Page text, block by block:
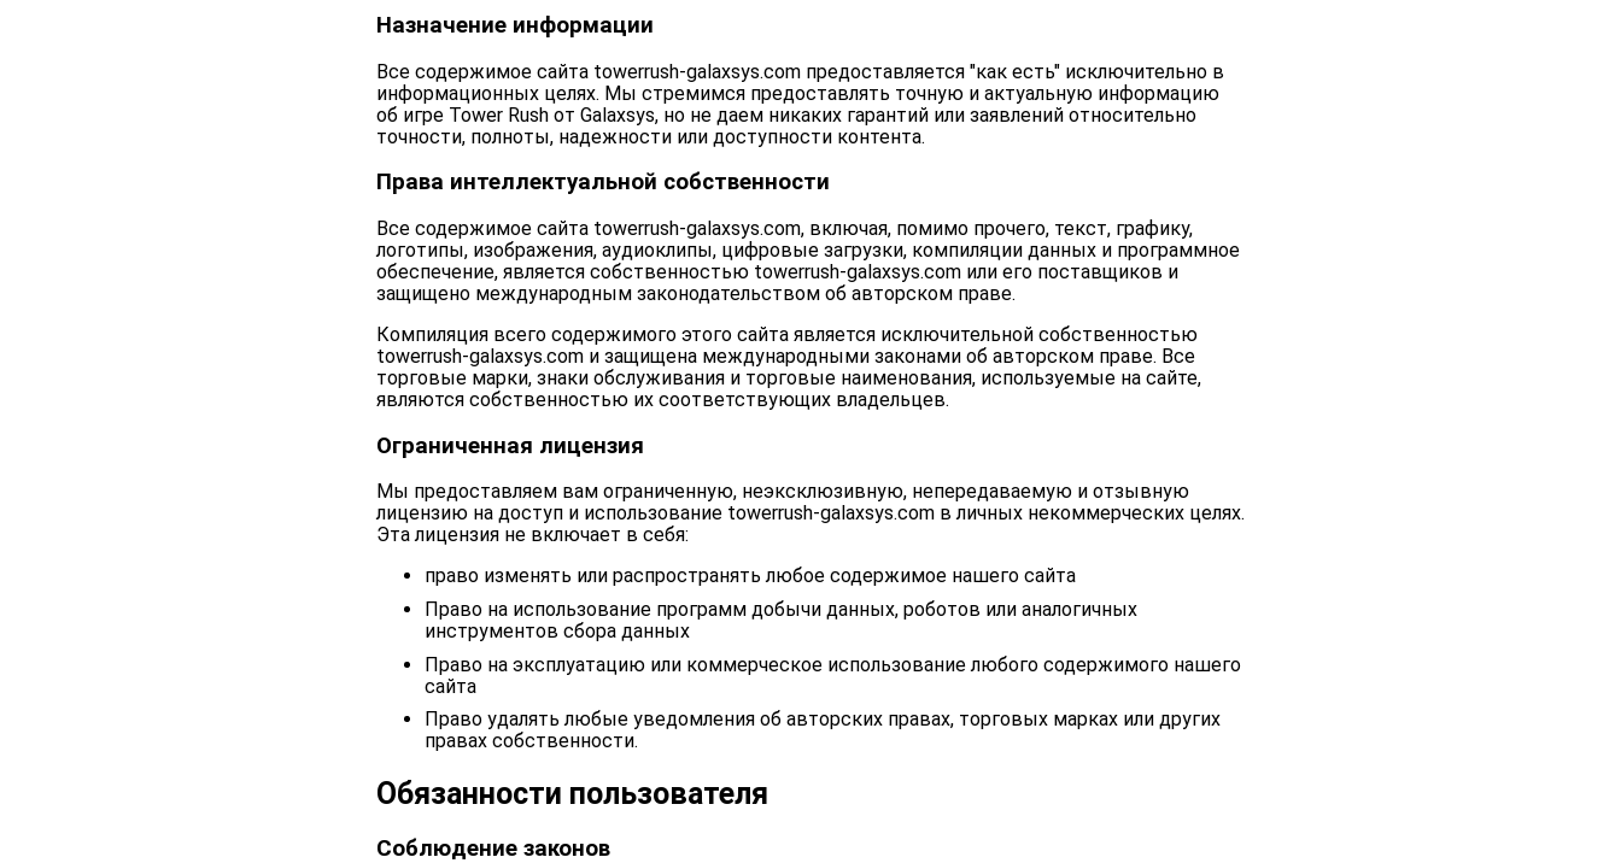
Назначение информации
Все содержимое сайта towerrush-galaxsys.com предоставляется "как есть" исключительно в
информационных целях. Мы стремимся предоставлять точную и актуальную информацию
об игре Tower Rush от Galaxsys, но не даем никаких гарантий или заявлений относительно
точности, полноты, надежности или доступности контента.
Права интеллектуальной собственности
Все содержимое сайта towerrush-galaxsys.com, включая, помимо прочего, текст, графику,
логотипы, изображения, аудиоклипы, цифровые загрузки, компиляции данных и программное
обеспечение, является собственностью towerrush-galaxsys.com или его поставщиков и
защищено международным законодательством об авторском праве.
Компиляция всего содержимого этого сайта является исключительной собственностью
towerrush-galaxsys.com и защищена международными законами об авторском праве. Все
торговые марки, знаки обслуживания и торговые наименования, используемые на сайте,
являются собственностью их соответствующих владельцев.
Ограниченная лицензия
Мы предоставляем вам ограниченную, неэксклюзивную, непередаваемую и отзывную
лицензию на доступ и использование towerrush-galaxsys.com в личных некоммерческих целях.
Эта лицензия не включает в себя:
право изменять или распространять любое содержимое нашего сайта
Право на использование программ добычи данных, роботов или аналогичных
инструментов сбора данных
Право на эксплуатацию или коммерческое использование любого содержимого нашего
сайта
Право удалять любые уведомления об авторских правах, торговых марках или других
правах собственности.
Обязанности пользователя
Соблюдение законов